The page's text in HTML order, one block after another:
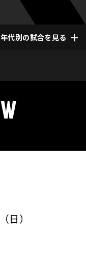
年代別の試合を見る
日）